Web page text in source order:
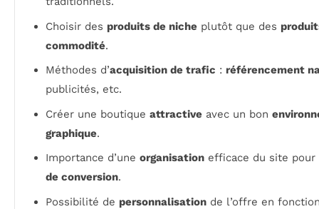
Choisir des produits de niche plutôt que des
commodité.
Méthodes d’acquisition de trafic : référencement
publicités, etc.
Créer une boutique attractive avec un bon
graphique.
Importance d’une organisation efficace du site
de conversion.
Possibilité de personnalisation de l’offre en